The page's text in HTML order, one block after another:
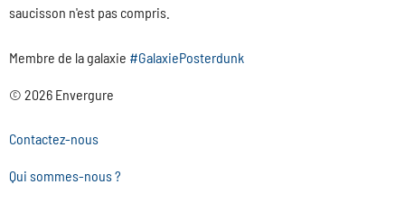
saucisson n'est pas compris.
Membre de la galaxie #GalaxiePosterdunk
© 2026 Envergure
Contactez-nous
Qui sommes-nous ?